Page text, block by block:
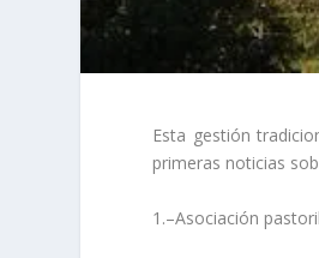
Esta gestión
primeras noticias
1.–Asociación